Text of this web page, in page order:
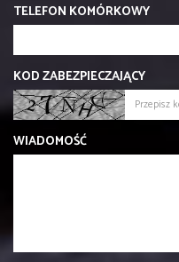
TELEFON KOMÓRKOWY
KOD ZABEZPIECZAJĄCY
WIADOMOŚĆ